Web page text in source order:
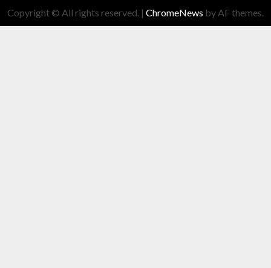
Copyright © All rights reserved. | ChromeNews by AF themes.